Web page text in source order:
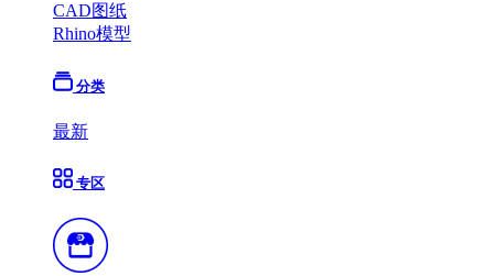
CAD图纸
Rhino模型
分类
最新
专区